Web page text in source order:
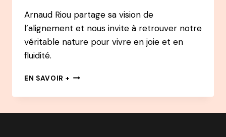
&
CONSULTANTE
EN
GESTION
ET
Arnaud Riou partage sa vision de
l’alignement et nous invite à retrouver notre
véritable nature pour vivre en joie et en
fluidité.
EN SAVOIR + 158
–